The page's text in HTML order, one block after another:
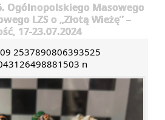
Ogólnopolskiego Masowego
LZS o „Złotą Wieżę” –
17-23.07.2024
2537890806393525
n